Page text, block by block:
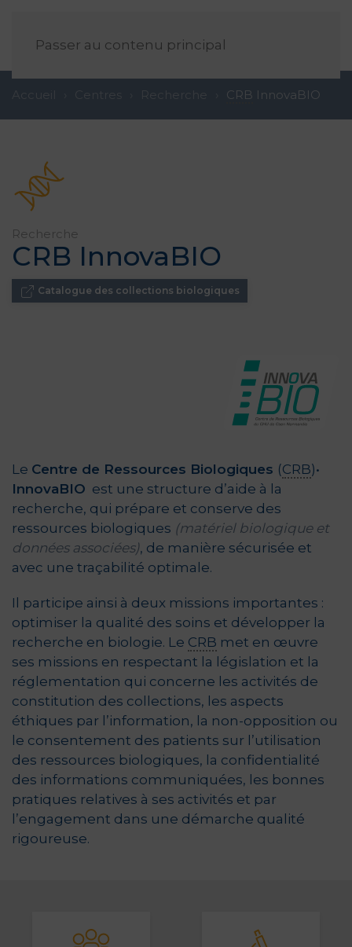
Passer au contenu principal
CRB InnovaBIO
Recherche
CRB InnovaBIO
Catalogue des collections biologiques
Le Centre de Ressources Biologiques (CRB)·
InnovaBIO est une structure d’aide à la
recherche, qui prépare et conserve des
ressources biologiques (matériel biologique et
données associées), de manière sécurisée et
avec une traçabilité optimale.
Il participe ainsi à deux missions importantes :
optimiser la qualité des soins et développer la
recherche en biologie. Le CRB met en œuvre
ses missions en respectant la législation et la
réglementation qui concerne les activités de
constitution des collections, les aspects
éthiques par l’information, la non-opposition ou
le consentement des patients sur l’utilisation
des ressources biologiques, la confidentialité
des informations communiquées, les bonnes
pratiques relatives à ses activités et par
l’engagement dans une démarche qualité
rigoureuse.